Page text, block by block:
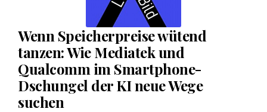
Wenn Speicherpreise wütend
tanzen: Wie Mediatek und
Qualcomm im Smartphone-
Dschungel der KI neue Wege
suchen